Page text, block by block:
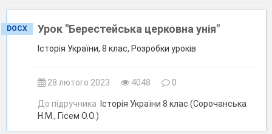
DOCX Урок "Берестейська церковна унія"
Історія України, 8 клас, Розробки уроків
28 лютого 2023 4048 0
До підручника Історія України 8 клас (Сорочанська
Н.М., Гісем О.О.)